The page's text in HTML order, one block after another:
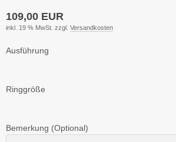
109,00 EUR
inkl. 19 % MwSt. zzgl. Versandkosten
Ausführung
Ringgröße
Bemerkung (Optional)